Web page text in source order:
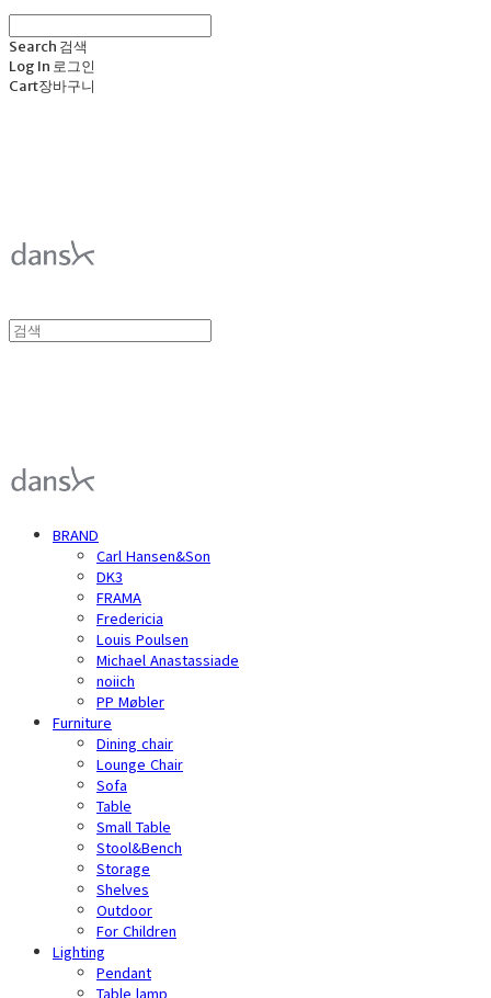
Search 검색
Log In 로그인
Cart장바구니
BRAND
Carl Hansen&Son
DK3
FRAMA
Fredericia
Louis Poulsen
Michael Anastassiade
noiich
PP Møbler
Furniture
Dining chair
Lounge Chair
Sofa
Table
Small Table
Stool&Bench
Storage
Shelves
Outdoor
For Children
Lighting
Pendant
Table lamp